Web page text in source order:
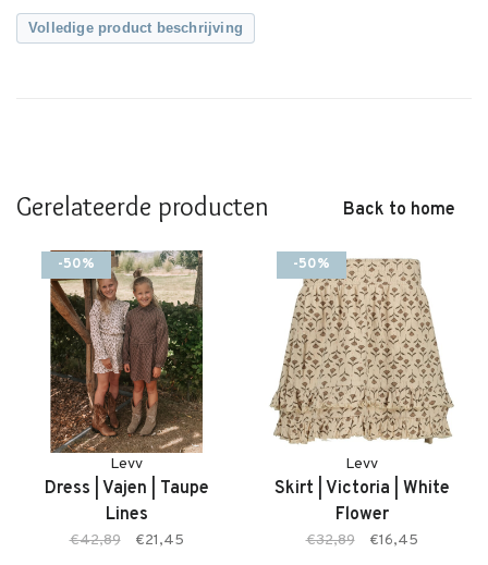
biedt hij voldoende bewegingsvrijheid tijdens school, spelen of
een feestje.
gelegenheid.
worden.
Twijfel je over de maat? Neem gerust contact met ons op. We
meten de rok graag voor je na, zodat je zeker weet dat je de
juiste maat bestelt.
Kenmerken:
• Meisjesrok van LEVV
• Comfortabele pasvorm
• Zachte, soepele stof
• Kleur Light Taupe
Volledige product beschrijving
Gerelateerde producten Back to home
-50%
Levv
Dress | Vajen | Taupe
Lines
€42,89 €21,45
-50%
Levv
Skirt | Victoria | White
Flower
€32,89 €16,45